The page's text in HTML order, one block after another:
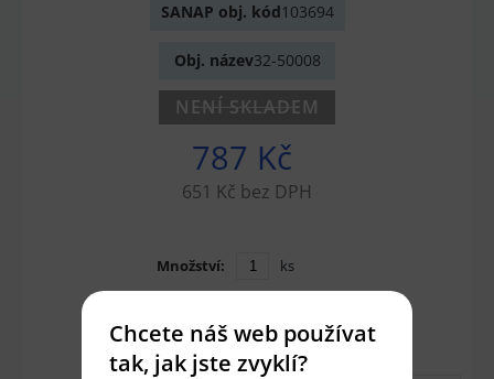
SANAP obj. kód103694
Obj. název32-50008
NENÍ SKLADEM
787 Kč
651 Kč bez DPH
Množství: ks
Chcete náš web používat
tak, jak jste zvyklí?